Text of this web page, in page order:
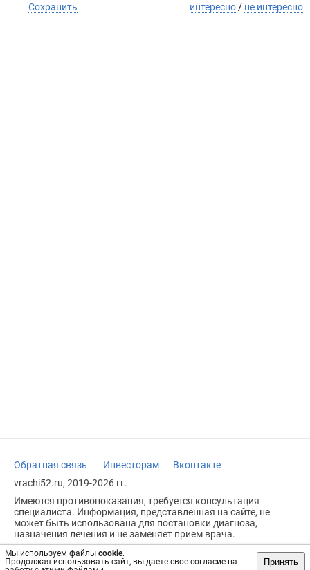
Мы используем файлы cookie.
Продолжая использовать сайт, вы даете свое согласие на
Принять
Сохранить интересно / не интересно
Обратная связь Инвесторам
Вконтакте
vrachi52.ru, 2019-2026 гг.
Имеются противопоказания, требуется консультация
специалиста. Информация, представленная на сайте, не
может быть использована для постановки диагноза,
назначения лечения и не заменяет прием врача.
Возрастное ограничение: 18+